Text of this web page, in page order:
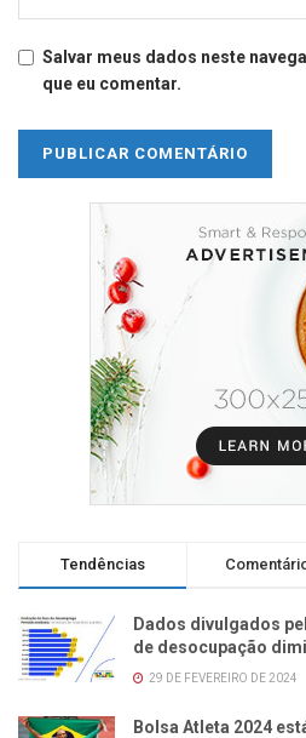
Salvar meus dados neste
que eu comentar.
Tendências
Dados divulgados
de desocupação
29 DE FEVEREIRO DE 2024
Bolsa Atleta 2024